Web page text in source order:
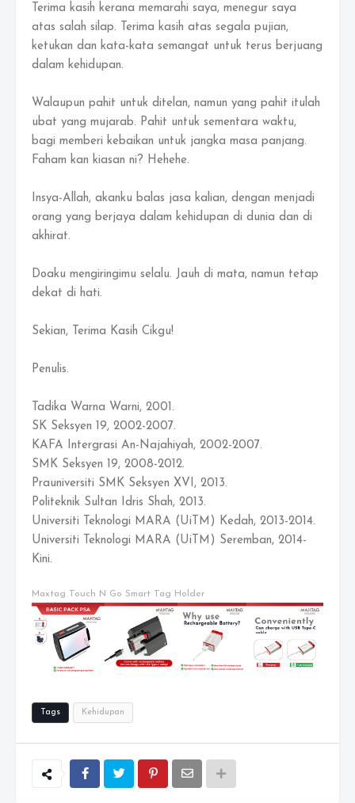
Terima kasih kerana memarahi saya, menegur saya
atas salah silap. Terima kasih atas segala pujian,
ketukan dan kata-kata semangat untuk terus berjuang
dalam kehidupan.
Walaupun pahit untuk ditelan, namun yang pahit itulah
ubat yang mujarab. Pahit untuk sementara waktu,
bagi memberi kebaikan untuk jangka masa panjang.
Faham kan kiasan ni? Hehehe.
Insya-Allah, akanku balas jasa kalian, dengan menjadi
orang yang berjaya dalam kehidupan di dunia dan di
akhirat.
Doaku mengiringimu selalu. Jauh di mata, namun tetap
dekat di hati.
Sekian, Terima Kasih Cikgu!
Penulis.
Tadika Warna Warni, 2001.
SK Seksyen 19, 2002-2007.
KAFA Intergrasi An-Najahiyah, 2002-2007.
SMK Seksyen 19, 2008-2012.
Prauniversiti SMK Seksyen XVI, 2013.
Politeknik Sultan Idris Shah, 2013.
Universiti Teknologi MARA (UiTM) Kedah, 2013-2014.
Universiti Teknologi MARA (UiTM) Seremban, 2014-
Kini.
Maxtag Touch N Go Smart Tag Holder
Tags Kehidupan